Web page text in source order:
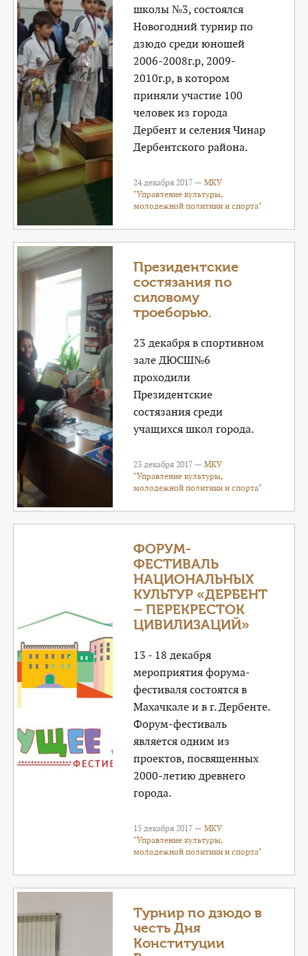
школы №3, состоялся
Новогодний турнир по
дзюдо среди юношей
2006-2008г.р, 2009-
2010г.р, в котором
приняли участие 100
человек из города
Дербент и селения Чинар
Дербентского района.
24 декабря 2017 —МКУ
"Управление культуры,
молодежной политики и спорта"
Президентские
состязания по
силовому
троеборью.
23 декабря в спортивном
зале ДЮСШ№6
проходили
Президентские
состязания среди
учащихся школ города.
23 декабря 2017 —МКУ
"Управление культуры,
молодежной политики и спорта"
ФОРУМ-
ФЕСТИВАЛЬ
НАЦИОНАЛЬНЫХ
КУЛЬТУР «ДЕРБЕНТ
– ПЕРЕКРЕСТОК
ЦИВИЛИЗАЦИЙ»
13 - 18 декабря
мероприятия форума-
фестиваля состоятся в
Махачкале и в г. Дербенте.
Форум-фестиваль
является одним из
проектов, посвященных
2000-летию древнего
города.
15 декабря 2017 —МКУ
"Управление культуры,
молодежной политики и спорта"
Турнир по дзюдо в
честь Дня
Конституции